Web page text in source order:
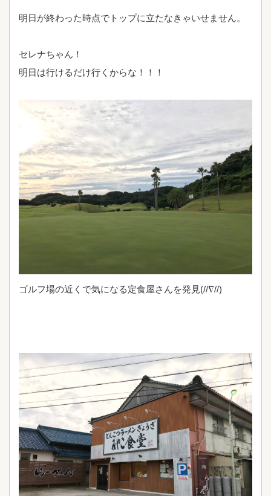
明日が終わった時点でトップに立たなきゃいせません。
セレナちゃん！
明日は行けるだけ行くからな！！！
ゴルフ場の近くで気になる定食屋さんを発見(//∇//)